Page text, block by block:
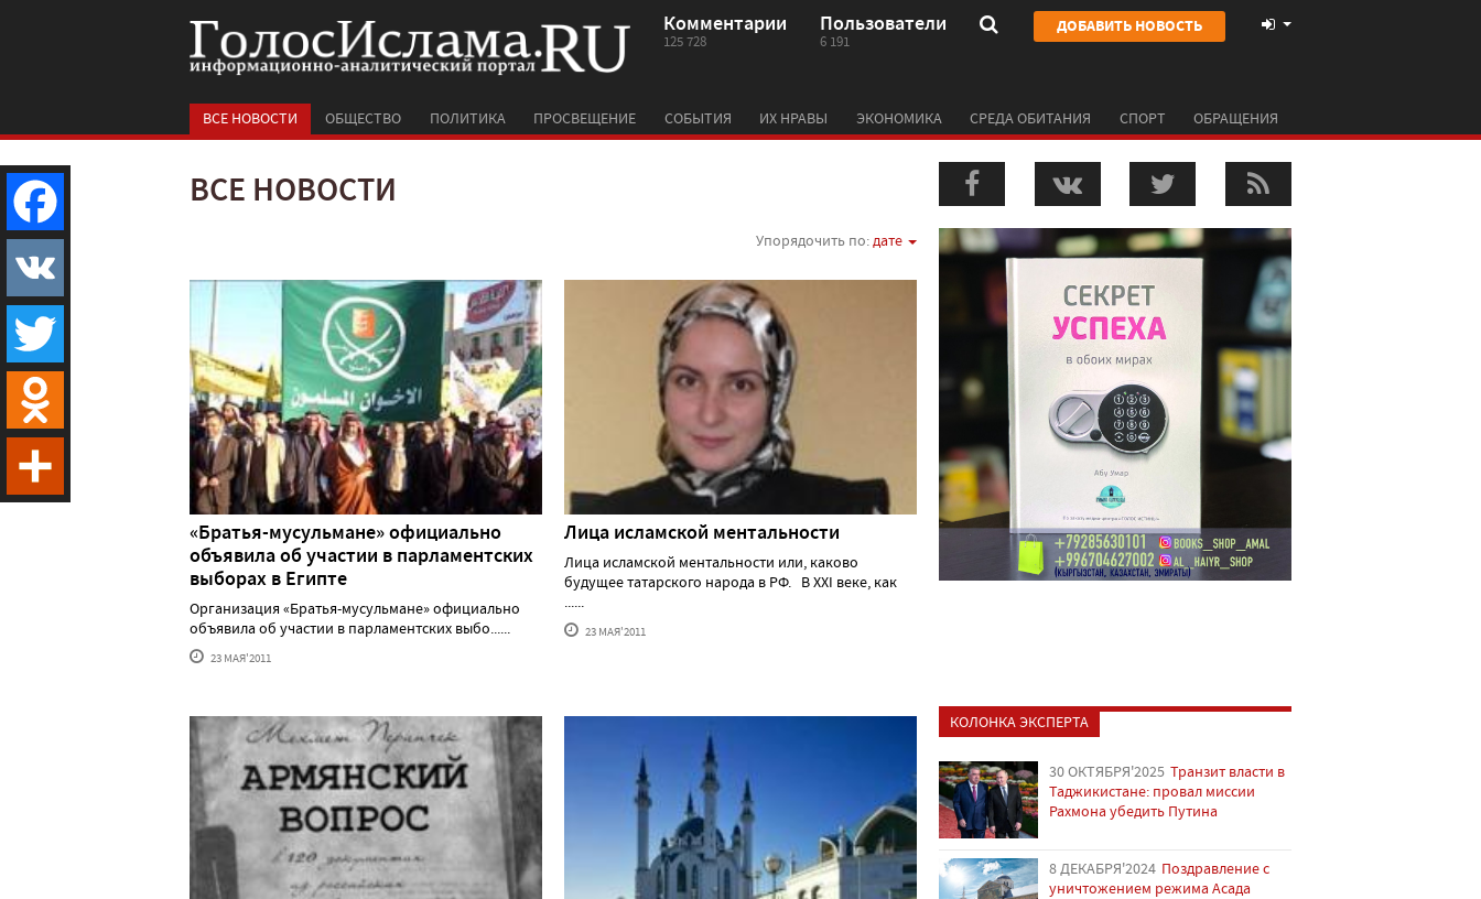
Комментарии
125 728
Пользователи
6 191
ДОБАВИТЬ НОВОСТЬ
ВСЕ НОВОСТИ ОБЩЕСТВО ПОЛИТИКА ПРОСВЕЩЕНИЕ СОБЫТИЯ ИХ НРАВЫ ЭКОНОМИКА СРЕДА ОБИТАНИЯ СПОРТ ОБРАЩЕНИЯ
ВСЕ НОВОСТИ
Упорядочить по:дате
«Братья-мусульмане» официально
объявила об участии в парламентских
выборах в Египте
Организация «Братья-мусульмане» официально
объявила об участии в парламентских выбо......
23 МАЯ'2011
Лица исламской ментальности
Лица исламской ментальности или, каково
будущее татарского народа в РФ. В XXI веке, как
......
23 МАЯ'2011
КОЛОНКА ЭКСПЕРТА
30 ОКТЯБРЯ'2025 Транзит власти в
Таджикистане: провал миссии
Рахмона убедить Путина
8 ДЕКАБРЯ'2024 Поздравление с
уничтожением режима Асада
Facebook
VK
Twitter
Odnoklassniki